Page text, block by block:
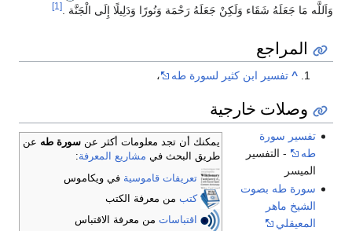
وَاَللَّه مَا جَعَلَهُ شَقَاء وَلَكِنْ جَعَلَهُ رَحْمَة وَنُورًا وَدَلِيلًا إِلَى الْجَنَّة .
[1]
المراجع
^ تفسير ابن كثير لسورة طه ،
وصلات خارجية
يمكنك أن تجد معلومات أكثر عنسورة طه عن
طريق البحث في مشاريع المعرفة:
تعريفات قاموسية في ويكاموس
كتب من معرفة الكتب
اقتباسات من معرفة الاقتباس
تفسير سورة
طه
- التفسير
الميسر
سورة طه بصوت
الشيخ ماهر
المعيقلي